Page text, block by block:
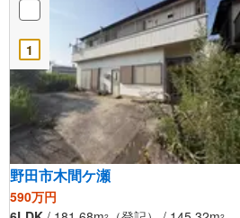
1
野田市木間ケ瀬
590万円